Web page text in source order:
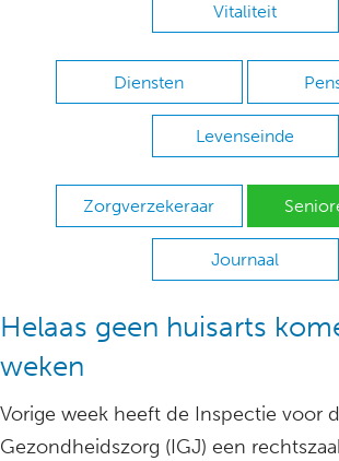
Vitaliteit
Diensten
Levenseinde
Zorgverzekeraar
Journaal
Helaas geen huisarts
weken
Vorige week heeft de Inspectie voor
Gezondheidszorg (IGJ) een